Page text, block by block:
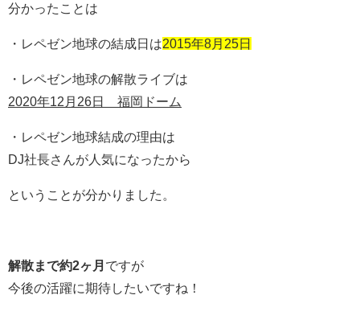
分かったことは
・レペゼン地球の結成日は2015年8月25日
・レペゼン地球の解散ライブは
2020年12月26日 福岡ドーム
・レペゼン地球結成の理由は
DJ社長さんが人気になったから
ということが分かりました。
解散まで約2ヶ月 ですが
今後の活躍に期待したいですね！